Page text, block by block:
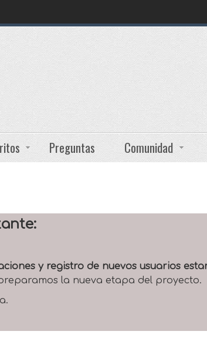
Preguntas Comunidad
y registro de nuevos usuarios
la nueva etapa del proyecto.